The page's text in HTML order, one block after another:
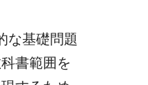
な基礎問題
書範囲を